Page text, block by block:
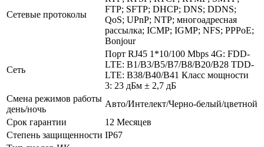
Сетевые протоколы
FTP; SFTP; DHCP; DNS; DDNS;
QoS; UPnP; NTP; многоадресная
рассылка; ICMP; IGMP; NFS; PPPoE;
Bonjour
Сеть
Порт RJ45 1*10/100 Mbps 4G: FDD-
LTE: B1/B3/B5/B7/B8/B20/B28 TDD-
LTE: B38/B40/B41 Класс мощности
3: 23 дБм ± 2,7 дБ
Смена режимов работы
день/ночь
Авто/Интелект/Черно-белый/цветной
Срок гарантии
12 Месяцев
Степень защищенности IP67